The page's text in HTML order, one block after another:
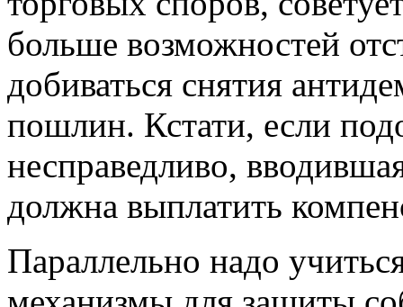
больше возможностей
добиваться снятия
пошлин. Кстати, если
несправедливо,
должна выплатить
Параллельно надо